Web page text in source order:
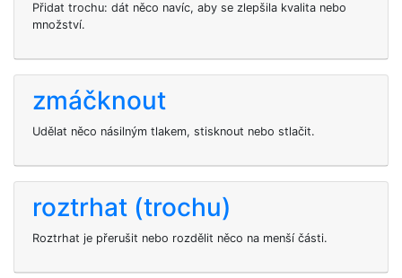
Přidat trochu: dát něco navíc, aby se zlepšila kvalita nebo
množství.
zmáčknout
Udělat něco násilným tlakem, stisknout nebo stlačit.
roztrhat (trochu)
Roztrhat je přerušit nebo rozdělit něco na menší části.